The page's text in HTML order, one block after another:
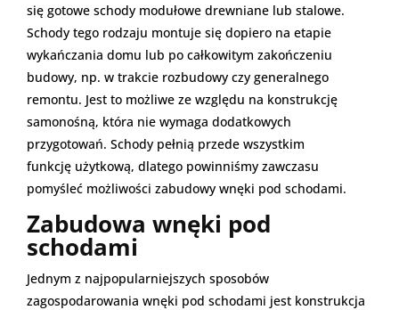
się gotowe schody modułowe drewniane lub stalowe.
Schody tego rodzaju montuje się dopiero na etapie
wykańczania domu lub po całkowitym zakończeniu
budowy, np. w trakcie rozbudowy czy generalnego
remontu. Jest to możliwe ze względu na konstrukcję
samonośną, która nie wymaga dodatkowych
przygotowań. Schody pełnią przede wszystkim
funkcję użytkową, dlatego powinniśmy zawczasu
pomyśleć możliwości zabudowy wnęki pod schodami.
Zabudowa wnęki pod
schodami
Jednym z najpopularniejszych sposobów
zagospodarowania wnęki pod schodami jest konstrukcja